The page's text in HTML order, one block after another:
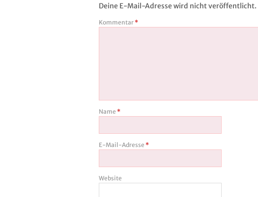
Deine E-Mail-Adresse wird nicht veröffentlicht.
Kommentar *
Name *
E-Mail-Adresse *
Website